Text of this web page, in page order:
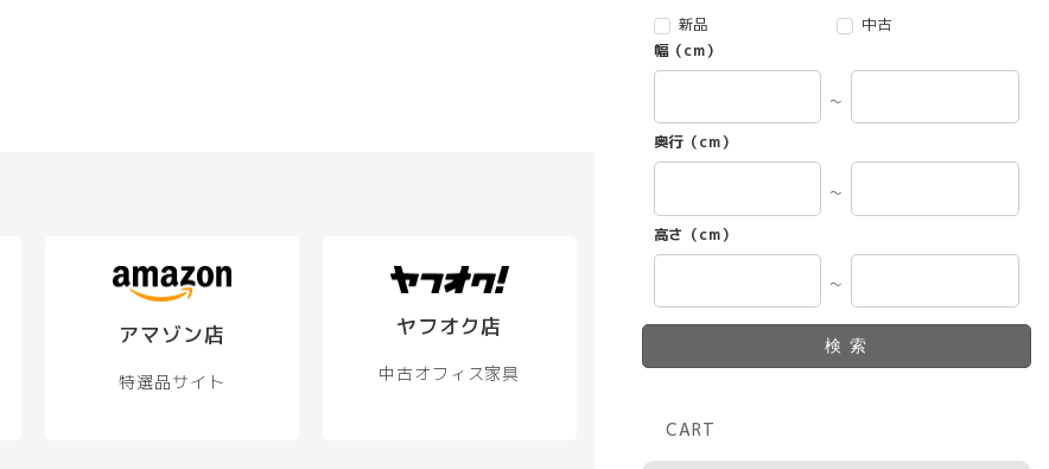
アマゾン店
特選品サイト
ヤフオク店
中古オフィス家具
新品
中古
幅（cm）
～
奥行（cm）
～
高さ（cm）
～
検索
CART